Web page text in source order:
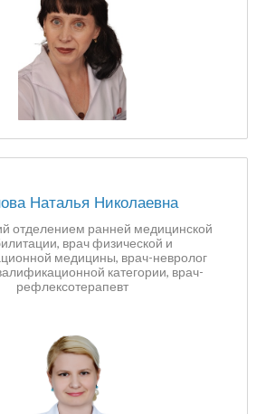
Наталья Николаевна
отделением ранней медицинской
врач физической и
медицины, врач-невролог
категории, врач-
рефлексотерапевт